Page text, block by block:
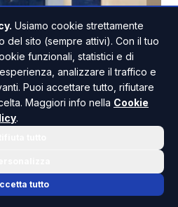
carcere a Barcellona
un'indagine
trovato senza vita all'interno
Usiamo cookie strettamente
del sito (sempre attivi). Con il tuo
funzionali, statistici e di
analizzare il traffico e
Puoi accettare tutto, rifiutare
Maggiori info nella Cookie
.
tutto